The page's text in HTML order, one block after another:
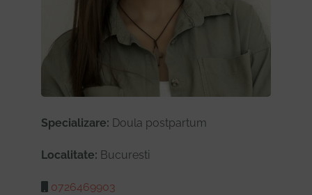
Specializare: Doula postpartum
Localitate: Bucuresti
0726469903